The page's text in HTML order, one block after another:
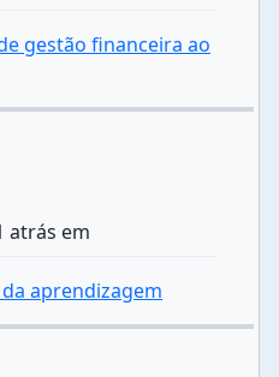
gestão financeira ao
atrás em
aprendizagem